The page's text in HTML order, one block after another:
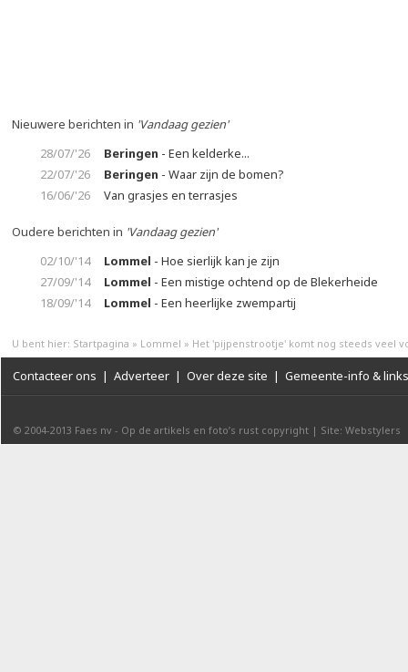
Nieuwere berichten in 'Vandaag gezien'
28/07/'26
Beringen - Een kelderke...
22/07/'26
Beringen - Waar zijn de bomen?
16/06/'26
Van grasjes en terrasjes
Oudere berichten in 'Vandaag gezien'
02/10/'14
Lommel - Hoe sierlijk kan je zijn
27/09/'14
Lommel - Een mistige ochtend op de Blekerheide
18/09/'14
Lommel - Een heerlijke zwempartij
U bent hier: Startpagina » Lommel » Het 'pijpenstrootje' komt nog steeds veel
Contacteer ons | Adverteer | Over deze site | Gemeente-info & links
© 2004-2013 Faes nv - Op de artikels en foto’s rust copyright | Site: Webstylers